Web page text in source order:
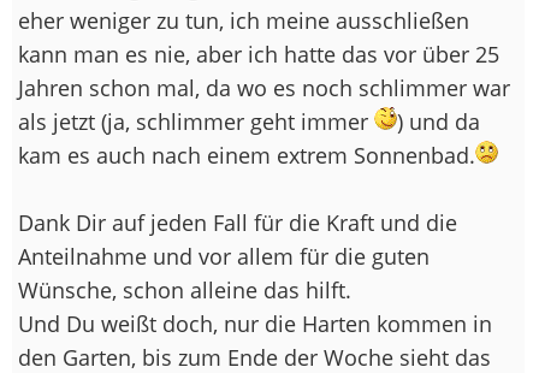
eher weniger zu tun, ich meine ausschließen
kann man es nie, aber ich hatte das vor über 25
Jahren schon mal, da wo es noch schlimmer war
als jetzt (ja, schlimmer geht immer
) und da
kam es auch nach einem extrem Sonnenbad.
Dank Dir auf jeden Fall für die Kraft und die
Anteilnahme und vor allem für die guten
Wünsche, schon alleine das hilft.
Und Du weißt doch, nur die Harten kommen in
den Garten, bis zum Ende der Woche sieht das